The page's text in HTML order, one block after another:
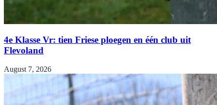
4e Klasse Vr: tien Friese ploegen en één club uit
Flevoland
August 7, 2026